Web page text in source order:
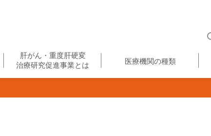
肝がん・重度肝硬変
治療研究促進事業とは
医療機関の種類